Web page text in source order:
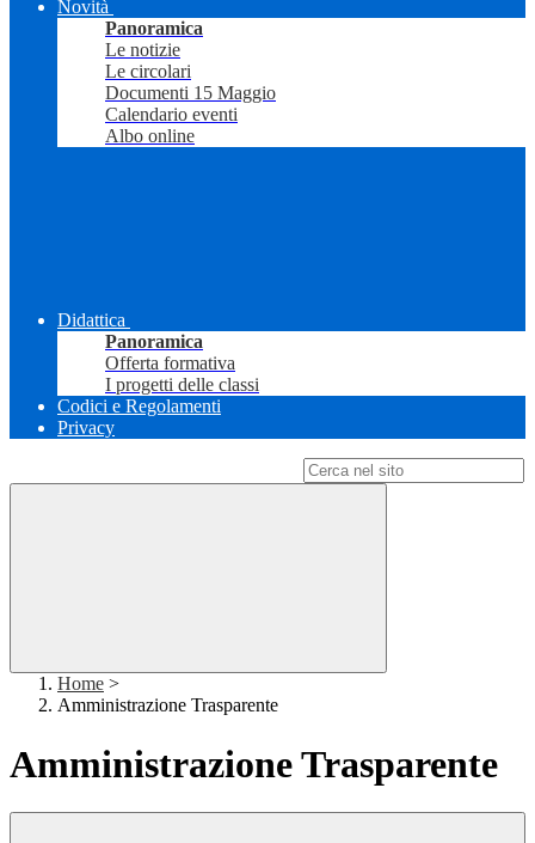
Novità
Panoramica
Le notizie
Le circolari
Documenti 15 Maggio
Calendario eventi
Albo online
Didattica
Panoramica
Offerta formativa
I progetti delle classi
Codici e Regolamenti
Privacy
Home >
Amministrazione Trasparente
Amministrazione Trasparente